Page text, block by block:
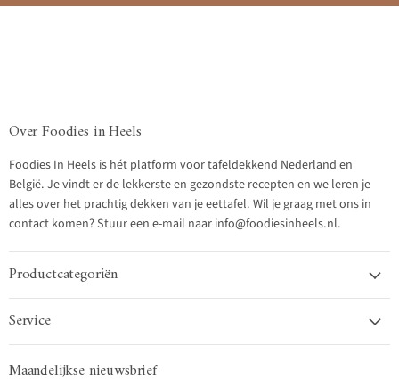
Over Foodies in Heels
Foodies In Heels is hét platform voor tafeldekkend Nederland en
België. Je vindt er de lekkerste en gezondste recepten en we leren je
alles over het prachtig dekken van je eettafel. Wil je graag met ons in
contact komen? Stuur een e-mail naar info@foodiesinheels.nl.
Productcategoriën
Service
Maandelijkse nieuwsbrief